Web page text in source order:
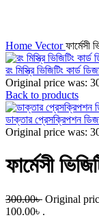
Home Vectorফার্মেসী
রং মিস্ত্রি ভিজিটিং
Original price was:
Back to products
ডাক্তার প্রেসক্রিপশন
Original price was:
ফার্মেসী
300.00৳ Original
100.00৳ .